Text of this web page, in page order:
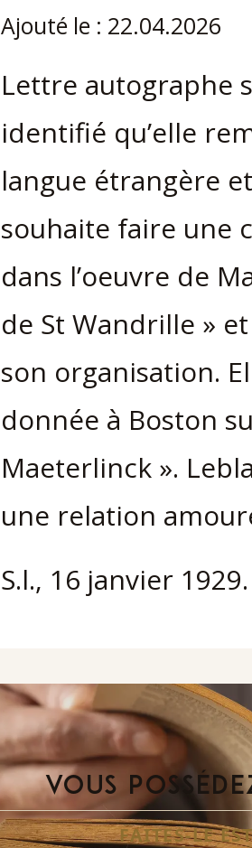
Ajouté le : 22.04.2026
Lettre autographe
identifié qu’elle
langue étrangère
souhaite faire une
dans l’oeuvre de
de St Wandrille »
son organisation.
donnée à Boston
Maeterlinck ».
une relation
S.l., 16 janvier
VOUS
FAITES-LE